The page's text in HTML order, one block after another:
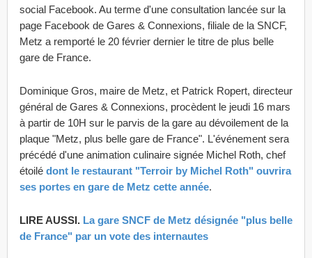
social Facebook. Au terme d'une consultation lancée sur la
page Facebook de Gares & Connexions, filiale de la SNCF,
Metz a remporté le 20 février dernier le titre de plus belle
gare de France.
Dominique Gros, maire de Metz, et Patrick Ropert, directeur
général de Gares & Connexions, procèdent le jeudi 16 mars
à partir de 10H sur le parvis de la gare au dévoilement de la
plaque "Metz, plus belle gare de France". L'événement sera
précédé d'une animation culinaire signée Michel Roth, chef
étoilé dont le restaurant "Terroir by Michel Roth" ouvrira
ses portes en gare de Metz cette année.
LIRE AUSSI. La gare SNCF de Metz désignée "plus belle
de France" par un vote des internautes